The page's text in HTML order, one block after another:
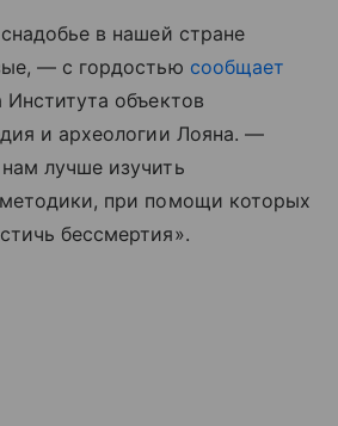
в нашей стране
— с гордостью сообщает
объектов
и археологии Лояна. —
лучше изучить
при помощи которых
бессмертия».